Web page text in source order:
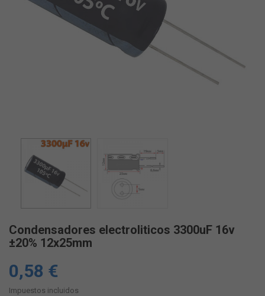
Condensadores electroliticos 3300uF 16v
±20% 12x25mm
0,58 €
Impuestos incluidos